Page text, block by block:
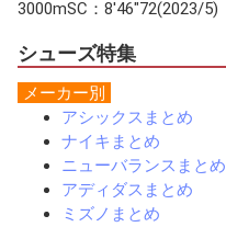
3000mSC：8'46"72(2023/5)
シューズ特集
メーカー別
アシックスまとめ
ナイキまとめ
ニューバランスまとめ
アディダスまとめ
ミズノまとめ